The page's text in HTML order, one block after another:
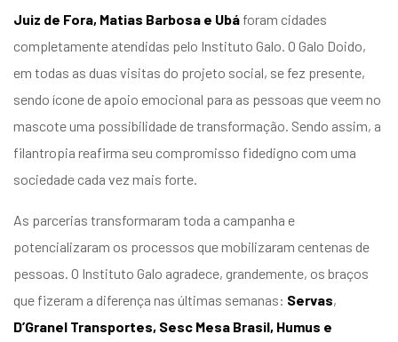
Juiz de Fora, Matias Barbosa e Ubá foram cidades
completamente atendidas pelo Instituto Galo. O Galo Doido,
em todas as duas visitas do projeto social, se fez presente,
sendo ícone de apoio emocional para as pessoas que veem no
mascote uma possibilidade de transformação. Sendo assim, a
filantropia reafirma seu compromisso fidedigno com uma
sociedade cada vez mais forte.
As parcerias transformaram toda a campanha e
potencializaram os processos que mobilizaram centenas de
pessoas. O Instituto Galo agradece, grandemente, os braços
que fizeram a diferença nas últimas semanas: Servas,
D’Granel Transportes, Sesc Mesa Brasil, Humus e